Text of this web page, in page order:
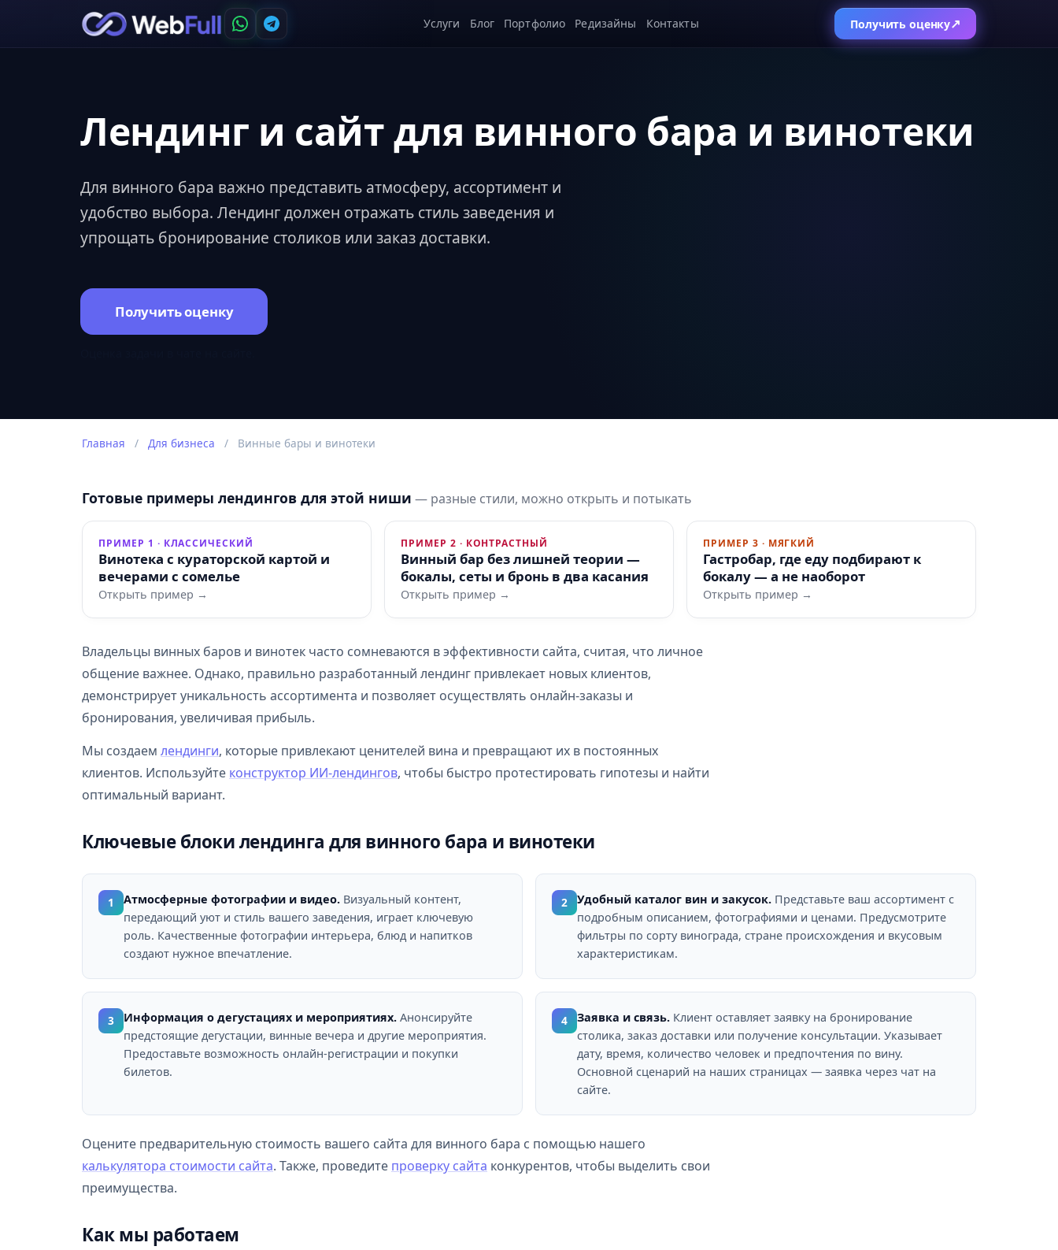
Услуги Блог Портфолио Редизайны Контакты Получить оценку↗
Лендинг и сайт для винного бара и винотеки
Для винного бара важно представить атмосферу, ассортимент и
удобство выбора. Лендинг должен отражать стиль заведения и
упрощать бронирование столиков или заказ доставки.
Получить оценку
Главная / Для бизнеса / Винные бары и винотеки
Готовые примеры лендингов для этой ниши — разные стили, можно открыть и потыкать
ПРИМЕР 1 · КЛАССИЧЕСКИЙ
Винотека с кураторской картой и
вечерами с сомелье
Открыть пример →
ПРИМЕР 2 · КОНТРАСТНЫЙ
Винный бар без лишней теории —
бокалы, сеты и бронь в два касания
Открыть пример →
ПРИМЕР 3 · МЯГКИЙ
Гастробар, где еду подбирают к
бокалу — а не наоборот
Открыть пример →
Владельцы винных баров и винотек часто сомневаются в эффективности сайта, считая, что личное
общение важнее. Однако, правильно разработанный лендинг привлекает новых клиентов,
демонстрирует уникальность ассортимента и позволяет осуществлять онлайн-заказы и
бронирования, увеличивая прибыль.
Мы создаем лендинги, которые привлекают ценителей вина и превращают их в постоянных
клиентов. Используйте конструктор ИИ-лендингов, чтобы быстро протестировать гипотезы и найти
оптимальный вариант.
Ключевые блоки лендинга для винного бара и винотеки
1 Атмосферные фотографии и видео. Визуальный контент,
передающий уют и стиль вашего заведения, играет ключевую
роль. Качественные фотографии интерьера, блюд и напитков
создают нужное впечатление.
2 Удобный каталог вин и закусок. Представьте ваш ассортимент с
подробным описанием, фотографиями и ценами. Предусмотрите
фильтры по сорту винограда, стране происхождения и вкусовым
характеристикам.
3 Информация о дегустациях и мероприятиях. Анонсируйте
предстоящие дегустации, винные вечера и другие мероприятия.
Предоставьте возможность онлайн-регистрации и покупки
билетов.
4 Заявка и связь. Клиент оставляет заявку на бронирование
столика, заказ доставки или получение консультации. Указывает
дату, время, количество человек и предпочтения по вину.
Основной сценарий на наших страницах — заявка через чат на
сайте.
Оцените предварительную стоимость вашего сайта для винного бара с помощью нашего
калькулятора стоимости сайта. Также, проведите проверку сайта конкурентов, чтобы выделить свои
преимущества.
Как мы работаем